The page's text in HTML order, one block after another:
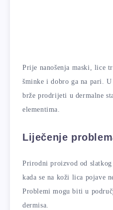
Prije nanošenja maski, lice
šminke i dobro ga na pari.
brže prodrijeti u dermalne
elementima.
Liječenje
Prirodni proizvod od slatkog
kada se na koži lica pojave
Problemi mogu biti u
dermisa.